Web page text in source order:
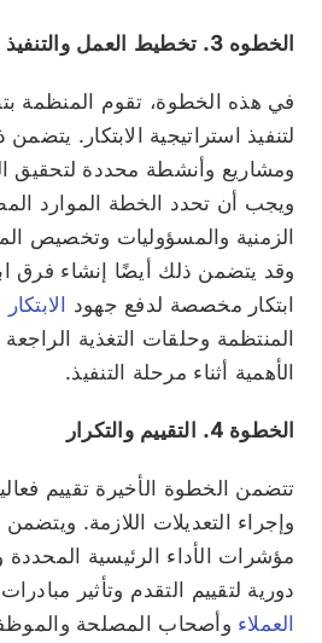
الخطوه 3. تخطيط العمل والتنفيذ
في هذه الخطوة، تقوم المنظمة
لتنفيذ استراتيجية الابتكار.
ومشاريع وأنشطة محددة لتحقيق
ويجب أن تحدد الخطة الموارد
الزمنية والمسؤوليات وتخصيص
وقد يتضمن ذلك أيضًا إنشاء فرق
ابتكار مخصصة لدفع جهود
الابتكار
المنتظمة وحلقات التغذية الراجعة
الأهمية أثناء مرحلة التنفيذ.
الخطوة 4. التقييم والتكرار
تتضمن الخطوة الأخيرة تقييم
وإجراء التعديلات اللازمة.
مؤشرات الأداء الرئيسية
دورية لتقييم التقدم وتأثير
العملاء وأصحاب المصلحة